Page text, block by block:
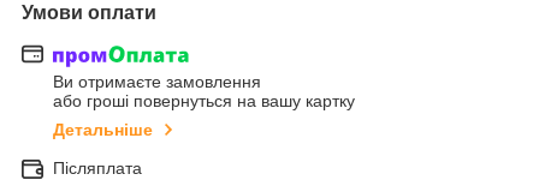
Умови оплати
Ви отримаєте замовлення
або гроші повернуться на вашу картку
Детальніше
Післяплата